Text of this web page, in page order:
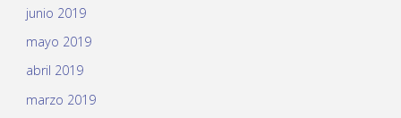
junio 2019
mayo 2019
abril 2019
marzo 2019